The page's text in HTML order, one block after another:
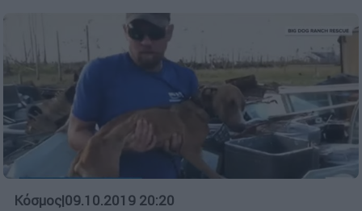
Κόσμος|09.10.2019 20:20